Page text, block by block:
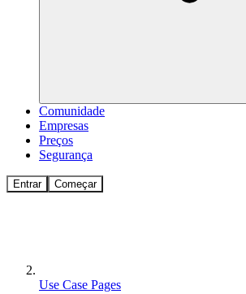
Comunidade
Empresas
Preços
Segurança
Entrar Começar
Use Case Pages